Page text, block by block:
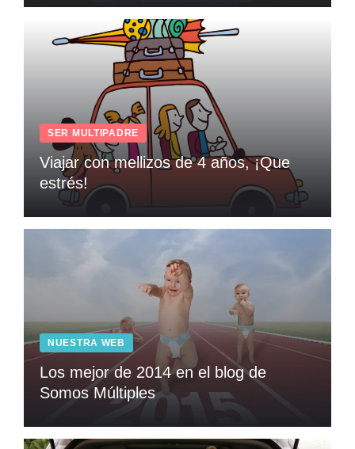
SER MULTIPADRE
Viajar con mellizos de 4 años, ¡Que
estrés!
NUESTRA WEB
Los mejor de 2014 en el blog de
Somos Múltiples